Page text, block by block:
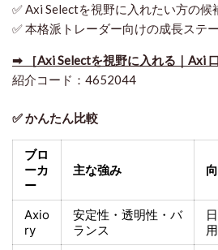
✅ Axi Selectを視野に入れたい方の候
✅ 本格派トレーダー向けの成長ステ
➡ ［Axi Selectを視野に入れる｜Axi
紹介コード：4652044
✅ かんたん比較
ブロ
ーカ
ー
主な強み
Axio
ry
安定性・透明性・バ
ランス
用